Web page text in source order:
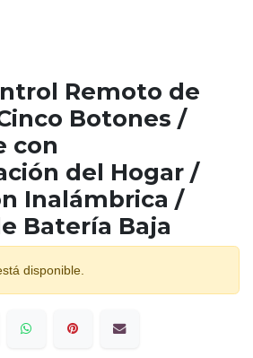
Remoto de
Botones /
con
del Hogar /
Inalámbrica /
Batería Baja
disponible.